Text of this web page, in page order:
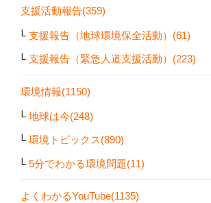
支援活動報告(359)
支援報告（地球環境保全活動）(61)
支援報告（緊急人道支援活動）(223)
環境情報(1150)
地球は今(248)
環境トピックス(890)
5分でわかる環境問題(11)
よくわかるYouTube(1135)